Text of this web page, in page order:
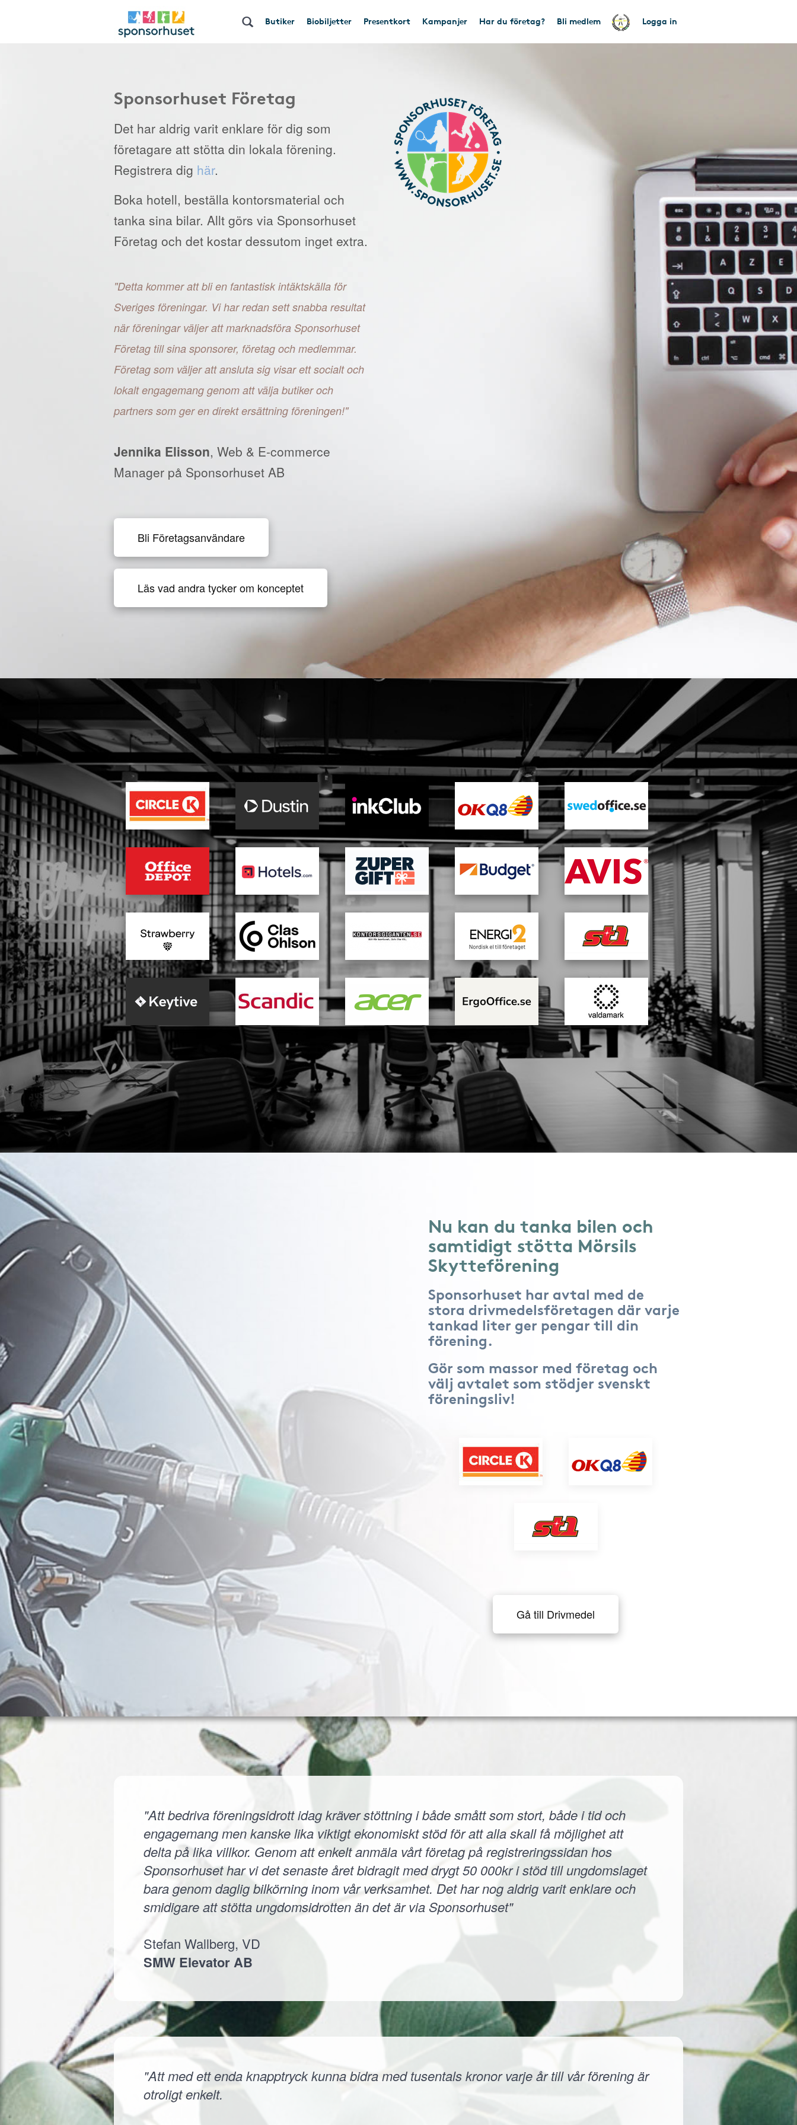
Butiker Biobiljetter Presentkort Kampanjer Har du företag? Bli medlem Logga in
Sponsorhuset Företag
Det har aldrig varit enklare för dig som
företagare att stötta din lokala förening.
Registrera dig här.
Boka hotell, beställa kontorsmaterial och
tanka sina bilar. Allt görs via Sponsorhuset
Företag och det kostar dessutom inget extra.
"Detta kommer att bli en fantastisk intäktskälla för
Sveriges föreningar. Vi har redan sett snabba resultat
när föreningar väljer att marknadsföra Sponsorhuset
Företag till sina sponsorer, företag och medlemmar.
Företag som väljer att ansluta sig visar ett socialt och
lokalt engagemang genom att välja butiker och
partners som ger en direkt ersättning föreningen!"
Jennika Elisson, Web & E-commerce
Manager på Sponsorhuset AB
Bli Företagsanvändare
Läs vad andra tycker om konceptet
Nu kan du tanka bilen och
samtidigt stötta Mörsils
Skytteförening
Sponsorhuset har avtal med de
stora drivmedelsföretagen där varje
tankad liter ger pengar till din
förening.
Gör som massor med företag och
välj avtalet som stödjer svenskt
föreningsliv!
Gå till Drivmedel
"Att bedriva föreningsidrott idag kräver stöttning i både smått som stort, både i tid och
engagemang men kanske lika viktigt ekonomiskt stöd för att alla skall få möjlighet att
delta på lika villkor. Genom att enkelt anmäla vårt företag på registreringssidan hos
Sponsorhuset har vi det senaste året bidragit med drygt 50 000kr i stöd till ungdomslaget
bara genom daglig bilkörning inom vår verksamhet. Det har nog aldrig varit enklare och
smidigare att stötta ungdomsidrotten än det är via Sponsorhuset"
Stefan Wallberg, VD
SMW Elevator AB
"Att med ett enda knapptryck kunna bidra med tusentals kronor varje år till vår förening är
otroligt enkelt.